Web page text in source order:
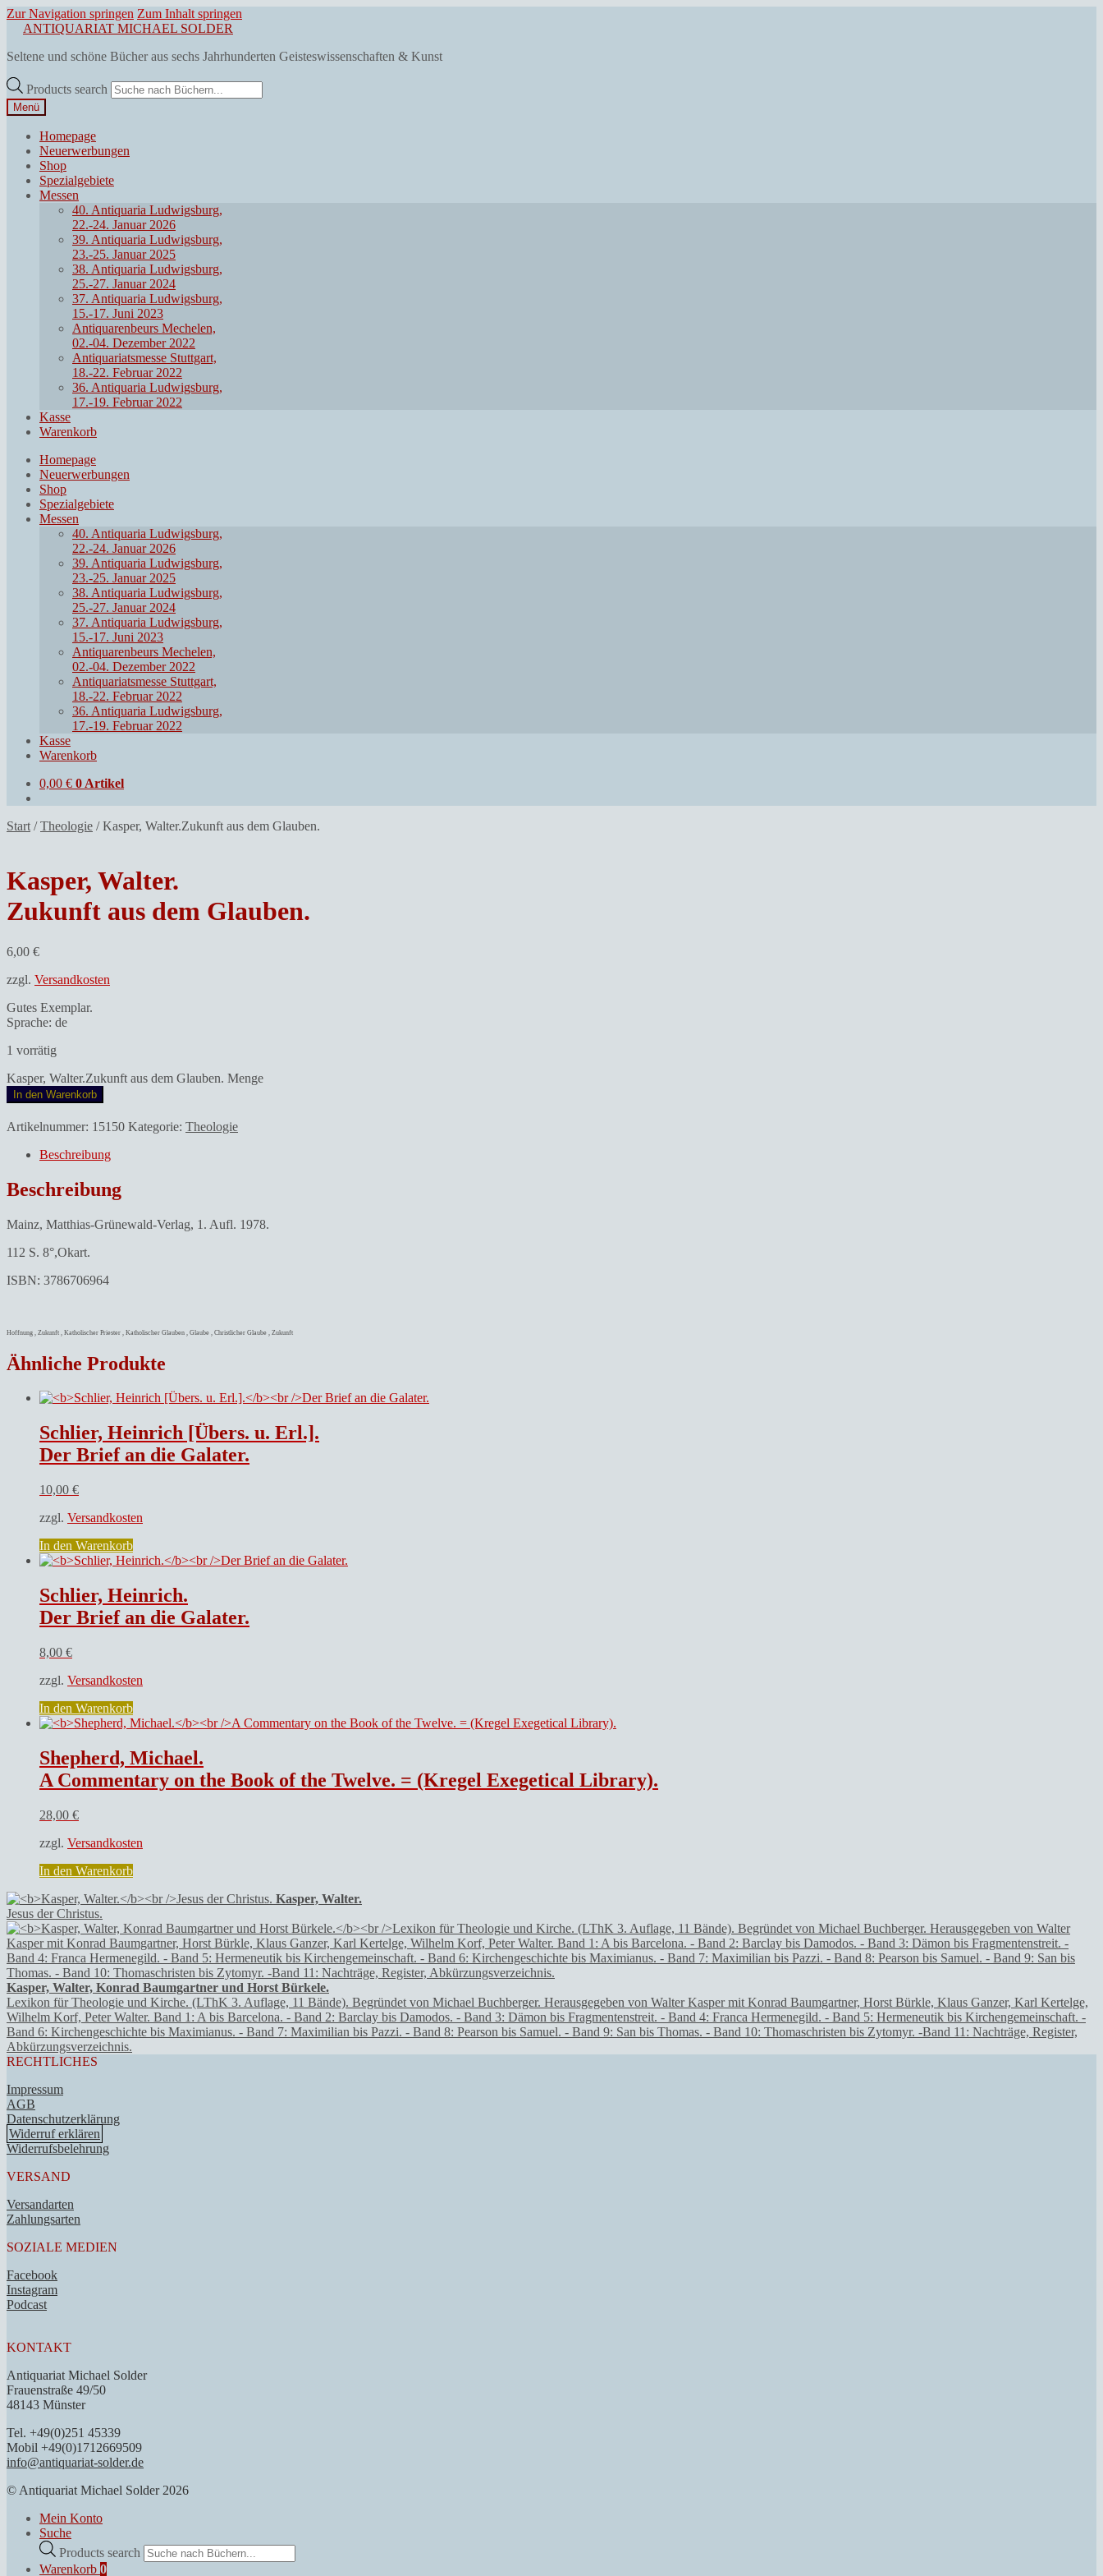
Zur Navigation springen Zum Inhalt springen
ANTIQUARIAT MICHAEL SOLDER
Seltene und schöne Bücher aus sechs Jahrhunderten Geisteswissenschaften & Kunst
Products search
Menü
Homepage
Neuerwerbungen
Shop
Spezialgebiete
Messen
40. Antiquaria Ludwigsburg,
22.-24. Januar 2026
39. Antiquaria Ludwigsburg,
23.-25. Januar 2025
38. Antiquaria Ludwigsburg,
25.-27. Januar 2024
37. Antiquaria Ludwigsburg,
15.-17. Juni 2023
Antiquarenbeurs Mechelen,
02.-04. Dezember 2022
Antiquariatsmesse Stuttgart,
18.-22. Februar 2022
36. Antiquaria Ludwigsburg,
17.-19. Februar 2022
Kasse
Warenkorb
Homepage
Neuerwerbungen
Shop
Spezialgebiete
Messen
40. Antiquaria Ludwigsburg,
22.-24. Januar 2026
39. Antiquaria Ludwigsburg,
23.-25. Januar 2025
38. Antiquaria Ludwigsburg,
25.-27. Januar 2024
37. Antiquaria Ludwigsburg,
15.-17. Juni 2023
Antiquarenbeurs Mechelen,
02.-04. Dezember 2022
Antiquariatsmesse Stuttgart,
18.-22. Februar 2022
36. Antiquaria Ludwigsburg,
17.-19. Februar 2022
Kasse
Warenkorb
0,00 € 0 Artikel
Start /Theologie /Kasper, Walter.Zukunft aus dem Glauben.
Kasper, Walter.
Zukunft aus dem Glauben.
6,00 €
zzgl. Versandkosten
Gutes Exemplar.
Sprache: de
1 vorrätig
Kasper, Walter.Zukunft aus dem Glauben. Menge
In den Warenkorb
Artikelnummer: 15150 Kategorie: Theologie
Beschreibung
Beschreibung
Mainz, Matthias-Grünewald-Verlag, 1. Aufl. 1978.
112 S. 8°,Okart.
ISBN: 3786706964
Hoffnung , Zukunft , Katholischer Priester , Katholischer Glauben , Glaube , Christlicher Glaube , Zukunft
Ähnliche Produkte
Schlier, Heinrich [Übers. u. Erl.].
Der Brief an die Galater.
10,00 €
zzgl. Versandkosten
In den Warenkorb
Schlier, Heinrich.
Der Brief an die Galater.
8,00 €
zzgl. Versandkosten
In den Warenkorb
Shepherd, Michael.
A Commentary on the Book of the Twelve. = (Kregel Exegetical Library).
28,00 €
zzgl. Versandkosten
In den Warenkorb
Kasper, Walter.
Jesus der Christus.
Kasper, Walter, Konrad Baumgartner und Horst Bürkele.
Lexikon für Theologie und Kirche. (LThK 3. Auflage, 11 Bände). Begründet von Michael Buchberger. Herausgegeben von Walter Kasper mit Konrad Baumgartner, Horst Bürkle, Klaus Ganzer, Karl Kertelge,
Wilhelm Korf, Peter Walter. Band 1: A bis Barcelona. - Band 2: Barclay bis Damodos. - Band 3: Dämon bis Fragmentenstreit. - Band 4: Franca Hermenegild. - Band 5: Hermeneutik bis Kirchengemeinschaft. -
Band 6: Kirchengeschichte bis Maximianus. - Band 7: Maximilian bis Pazzi. - Band 8: Pearson bis Samuel. - Band 9: San bis Thomas. - Band 10: Thomaschristen bis Zytomyr. -Band 11: Nachträge, Register,
Abkürzungsverzeichnis.
RECHTLICHES
Impressum
AGB
Datenschutzerklärung
Widerruf erklären
Widerrufsbelehrung
VERSAND
Versandarten
Zahlungsarten
SOZIALE MEDIEN
Facebook
Instagram
Podcast
KONTAKT
Antiquariat Michael Solder
Frauenstraße 49/50
48143 Münster
Tel. +49(0)251 45339
Mobil +49(0)1712669509
info@antiquariat-solder.de
© Antiquariat Michael Solder 2026
Mein Konto
Suche
Products search
Warenkorb 0